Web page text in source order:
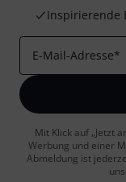
Inspirierende
E-Mail-Adresse*
Mit Klick auf „Jetzt
Werbung und einer
Abmeldung ist